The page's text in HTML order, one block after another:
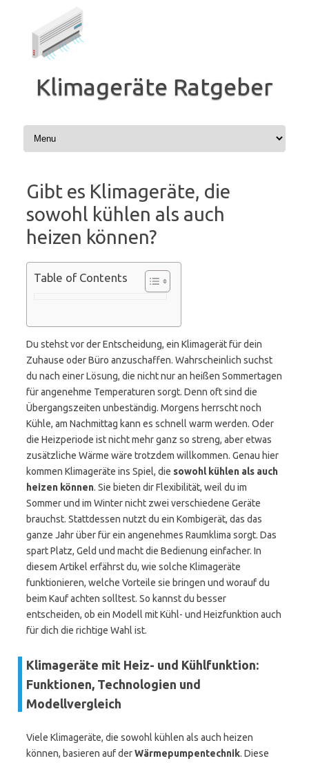
Klimageräte Ratgeber
Gibt es Klimageräte, die
sowohl kühlen als auch
heizen können?
Table of Contents
Du stehst vor der Entscheidung, ein Klimagerät für dein
Zuhause oder Büro anzuschaffen. Wahrscheinlich suchst
du nach einer Lösung, die nicht nur an heißen Sommertagen
für angenehme Temperaturen sorgt. Denn oft sind die
Übergangszeiten unbeständig. Morgens herrscht noch
Kühle, am Nachmittag kann es schnell warm werden. Oder
die Heizperiode ist nicht mehr ganz so streng, aber etwas
zusätzliche Wärme wäre trotzdem willkommen. Genau hier
kommen Klimageräte ins Spiel, die sowohl kühlen als auch
heizen können. Sie bieten dir Flexibilität, weil du im
Sommer und im Winter nicht zwei verschiedene Geräte
brauchst. Stattdessen nutzt du ein Kombigerät, das das
ganze Jahr über für ein angenehmes Raumklima sorgt. Das
spart Platz, Geld und macht die Bedienung einfacher. In
diesem Artikel erfährst du, wie solche Klimageräte
funktionieren, welche Vorteile sie bringen und worauf du
beim Kauf achten solltest. So kannst du besser
entscheiden, ob ein Modell mit Kühl- und Heizfunktion auch
für dich die richtige Wahl ist.
Klimageräte mit Heiz- und Kühlfunktion:
Funktionen, Technologien und
Modellvergleich
Viele Klimageräte, die sowohl kühlen als auch heizen
können, basieren auf derWärmepumpentechnik. Diese